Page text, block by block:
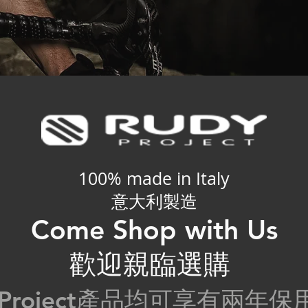
100% made in Italy
意大利製造
Come Shop with Us
歡迎親臨選購
產品均可享有兩年保